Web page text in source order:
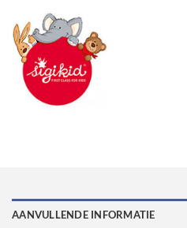
AANVULLENDE INFORMATIE